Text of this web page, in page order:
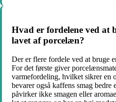
Hvad er fordelene ved at
lavet af porcelæn?
Der er flere fordele ved at bruge
For det første giver
varmefordeling, hvilket sikrer en
bevarer også kaffens smag bedre
påvirker ikke smagen eller